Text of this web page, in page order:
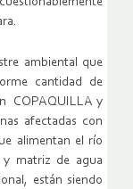
ambiental que
cantidad de
COPAQUILLA y
afectadas con
alimentan el río
y matriz de agua
están siendo